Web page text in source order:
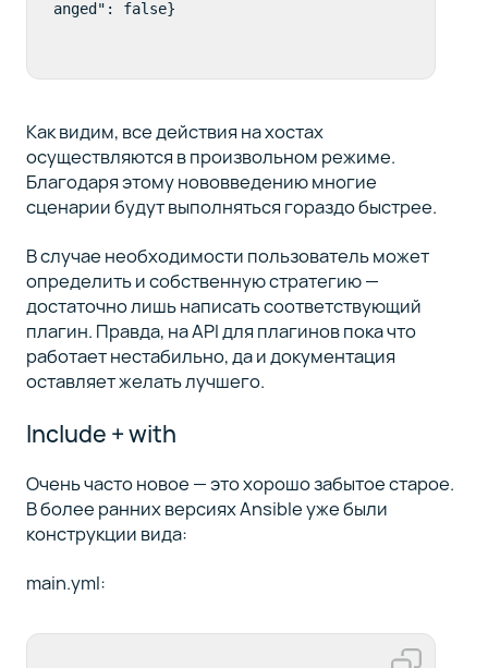
Как видим, все действия на хостах
осуществляются в произвольном режиме.
Благодаря этому нововведению многие
сценарии будут выполняться гораздо быстрее.
В случае необходимости пользователь может
определить и собственную стратегию —
достаточно лишь написать соответствующий
плагин. Правда, на API для плагинов пока что
работает нестабильно, да и документация
оставляет желать лучшего.
Include + with
Очень часто новое — это хорошо забытое старое.
В более ранних версиях Ansible уже были
конструкции вида:
main.yml: